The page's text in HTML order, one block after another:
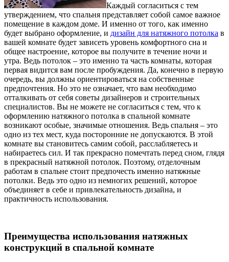
Каждый согласиться с тем
утверждением, что спальня представляет собой самое важное
помещение в каждом доме. И именно от того, как именно
будет выбрано оформление, и дизайн для натяжного потолка в
вашей комнате будет зависеть уровень комфортного сна и
общее настроение, которое вы получите в течение ночи и
утра. Ведь потолок – это именно та часть комнаты, которая
первая видится вам после пробуждения. Да, конечно в первую
очередь, вы должны ориентироваться на собственные
предпочтения. Но это не означает, что вам необходимо
отталкивать от себя советы дизайнеров и строительных
специалистов. Вы не можете не согласиться с тем, что к
оформлению натяжного потолка в спальной комнате
возникают особые, значимые отношения. Ведь спальня – это
одно из тех мест, куда посторонние не допускаются. В этой
комнате вы становитесь самим собой, расслабляетесь и
набираетесь сил. И так прекрасно помечтать перед сном, глядя
в прекрасный натяжной потолок. Поэтому, отделочным
работам в спальне стоит предпочесть именно натяжные
потолки. Ведь это одно из немногих решений, которое
объединяет в себе и привлекательность дизайна, и
практичность использования.
Преимущества использования натяжных
конструкций в спальной комнате